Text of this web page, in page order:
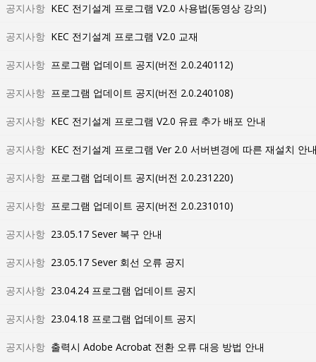
공지사항 KEC 전기설계 프로그램 V2.0 사용법(동영상 강의)
공지사항 KEC 전기설계 프로그램 V2.0 교재
공지사항 프로그램 업데이트 공지(버전 2.0.240112)
공지사항 프로그램 업데이트 공지(버전 2.0.240108)
공지사항 KEC 전기설계 프로그램 V2.0 유료 추가 배포 안내
공지사항 KEC 전기설계 프로그램 Ver 2.0 서버변경에 따른 재설치 안
공지사항 프로그램 업데이트 공지(버전 2.0.231220)
공지사항 프로그램 업데이트 공지(버전 2.0.231010)
공지사항 23.05.17 Sever 복구 안내
공지사항 23.05.17 Sever 회선 오류 공지
공지사항 23.04.24 프로그램 업데이트 공지
공지사항 23.04.18 프로그램 업데이트 공지
공지사항 출력시 Adobe Acrobat 전환 오류 대응 방법 안내